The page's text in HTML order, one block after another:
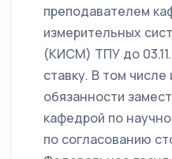
преподавателем
измерительных
(КИСМ) ТПУ до
ставку. В том
обязанности
кафедрой по
по согласованию